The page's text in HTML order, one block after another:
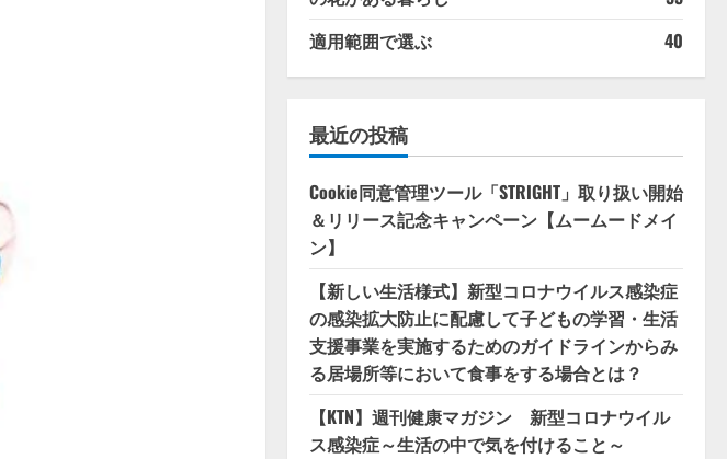
適用範囲で選ぶ
40
最近の投稿
Cookie同意管理ツール「STRIGHT」取り扱い開始
＆リリース記念キャンペーン【ムームードメイ
ン】
【新しい生活様式】新型コロナウイルス感染症
の感染拡大防止に配慮して子どもの学習・生活
支援事業を実施するためのガイドラインからみ
る居場所等において食事をする場合とは？
【KTN】週刊健康マガジン 新型コロナウイル
ス感染症～生活の中で気を付けること～